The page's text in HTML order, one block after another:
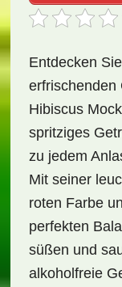
Entdecken
erfrischenden
Hibiscus
spritziges
zu jedem
Mit seiner
roten Farbe
perfekten
süßen und
alkoholfreie